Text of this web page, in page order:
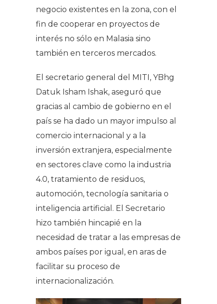
negocio existentes en la zona, con el
fin de cooperar en proyectos de
interés no sólo en Malasia sino
también en terceros mercados.
El secretario general del MITI, YBhg
Datuk Isham Ishak, aseguró que
gracias al cambio de gobierno en el
país se ha dado un mayor impulso al
comercio internacional y a la
inversión extranjera, especialmente
en sectores clave como la industria
4.0, tratamiento de residuos,
automoción, tecnología sanitaria o
inteligencia artificial. El Secretario
hizo también hincapié en la
necesidad de tratar a las empresas de
ambos países por igual, en aras de
facilitar su proceso de
internacionalización.